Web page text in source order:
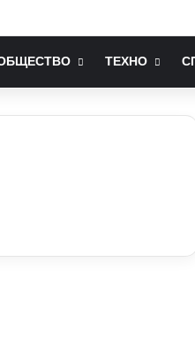
знає: технічні лайфхаки
ТЕХНО